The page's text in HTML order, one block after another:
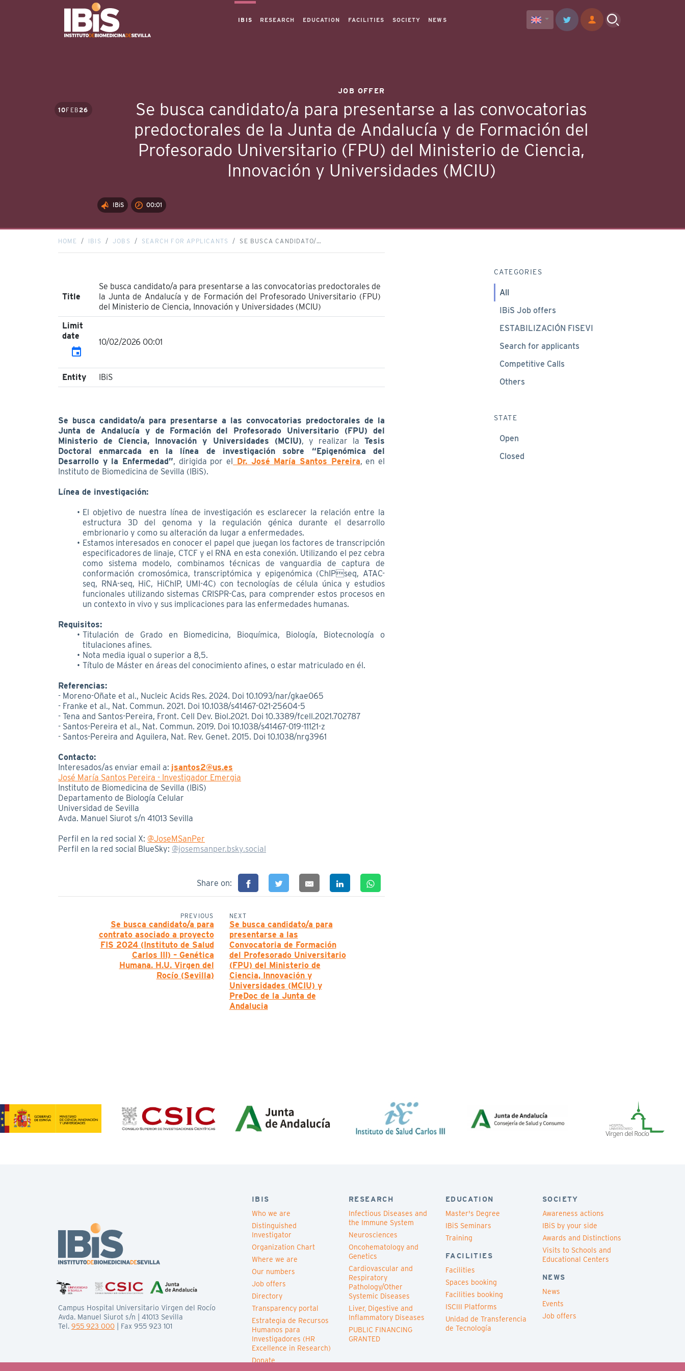
IBIS RESEARCH EDUCATION FACILITIES SOCIETY NEWS
10FEB 26
JOB OFFER
Se busca candidato/a para presentarse a las convocatorias
predoctorales de la Junta de Andalucía y de Formación del
Profesorado Universitario (FPU) del Ministerio de Ciencia,
Innovación y Universidades (MCIU)
IBiS 00:01
HOME IBIS JOBS SEARCH FOR APPLICANTS SE BUSCA CANDIDATO/…
Title
Se busca candidato/a para presentarse a las convocatorias predoctorales de
la Junta de Andalucía y de Formación del Profesorado Universitario (FPU)
del Ministerio de Ciencia, Innovación y Universidades (MCIU)
Limit
date
event
10/02/2026 00:01
Entity IBiS
Se busca candidato/a para presentarse a las convocatorias predoctorales de la
Junta de Andalucía y de Formación del Profesorado Universitario (FPU) del
Ministerio de Ciencia, Innovación y Universidades (MCIU), y realizar laTesis
Doctoral enmarcada en la línea de investigación sobre “Epigenómica del
Desarrollo y la Enfermedad”, dirigida por el Dr. José María Santos Pereira, en el
Instituto de Biomedicina de Sevilla (IBiS).
Línea de investigación:
El objetivo de nuestra línea de investigación es esclarecer la relación entre la
estructura 3D del genoma y la regulación génica durante el desarrollo
embrionario y como su alteración da lugar a enfermedades.
Estamos interesados en conocer el papel que juegan los factores de transcripción
especificadores de linaje, CTCF y el RNA en esta conexión. Utilizando el pez cebra
como sistema modelo, combinamos técnicas de vanguardia de captura de
conformación cromosómica, transcriptómica y epigenómica (ChIPseq, ATAC-
seq, RNA-seq, HiC, HiChIP, UMI-4C) con tecnologías de célula única y estudios
funcionales utilizando sistemas CRISPR-Cas, para comprender estos procesos en
un contexto in vivo y sus implicaciones para las enfermedades humanas.
Requisitos:
Titulación de Grado en Biomedicina, Bioquímica, Biología, Biotecnología o
titulaciones afines.
Nota media igual o superior a 8,5.
Título de Máster en áreas del conocimiento afines, o estar matriculado en él.
Referencias:
- Moreno-Oñate et al., Nucleic Acids Res. 2024. Doi 10.1093/nar/gkae065
- Franke et al., Nat. Commun. 2021. Doi 10.1038/s41467-021-25604-5
- Tena and Santos-Pereira, Front. Cell Dev. Biol.2021. Doi 10.3389/fcell.2021.702787
- Santos-Pereira et al., Nat. Commun. 2019. Doi 10.1038/s41467-019-11121-z
- Santos-Pereira and Aguilera, Nat. Rev. Genet. 2015. Doi 10.1038/nrg3961
Contacto:
Interesados/as enviar email a: jsantos2@us.es
José María Santos Pereira - Investigador Emergia
Instituto de Biomedicina de Sevilla (IBiS)
Departamento de Biología Celular
Universidad de Sevilla
Avda. Manuel Siurot s/n 41013 Sevilla
Perfil en la red social X: @JoseMSanPer
Perfil en la red social BlueSky: @josemsanper.bsky.social
Share on:
PREVIOUS
Se busca candidato/a para
contrato asociado a proyecto
FIS 2024 (Instituto de Salud
Carlos III) – Genética
Humana. H.U. Virgen del
Rocío (Sevilla)
NEXT
Se busca candidato/a para
presentarse a las
Convocatoria de Formación
del Profesorado Universitario
(FPU) del Ministerio de
Ciencia, Innovación y
Universidades (MCIU) y
PreDoc de la Junta de
Andalucia
CATEGORIES
All
IBiS Job offers
ESTABILIZACIÓN FISEVI
Search for applicants
Competitive Calls
Others
STATE
Open
Closed
Campus Hospital Universitario Virgen del Rocío
Avda. Manuel Siurot s/n | 41013 Sevilla
Tel. 955 923 000 | Fax 955 923 101
IBIS
Who we are
Distinguished
Investigator
Organization Chart
Where we are
Our numbers
Job offers
Directory
Transparency portal
Estrategia de Recursos
Humanos para
Investigadores (HR
Excellence in Research)
Donate
RESEARCH
Infectious Diseases and
the Immune System
Neurosciences
Oncohematology and
Genetics
Cardiovascular and
Respiratory
Pathology/Other
Systemic Diseases
Liver, Digestive and
Inflammatory Diseases
PUBLIC FINANCING
GRANTED
EDUCATION
Master's Degree
IBiS Seminars
Training
FACILITIES
Facilities
Spaces booking
Facilities booking
ISCIII Platforms
Unidad de Transferencia
de Tecnología
SOCIETY
Awareness actions
IBiS by your side
Awards and Distinctions
Visits to Schools and
Educational Centers
NEWS
News
Events
Job offers